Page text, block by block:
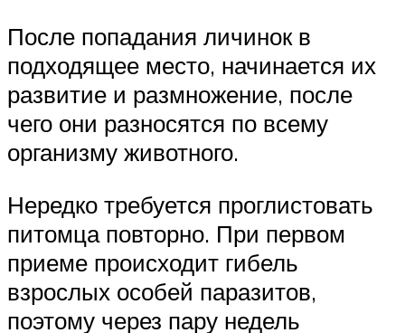
После попадания личинок в
подходящее место, начинается их
развитие и размножение, после
чего они разносятся по всему
организму животного.
Нередко требуется проглистовать
питомца повторно. При первом
приеме происходит гибель
взрослых особей паразитов,
поэтому через пару недель